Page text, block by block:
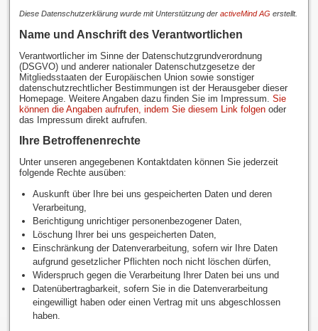
Diese Datenschutzerklärung wurde mit Unterstützung der activeMind AG erstellt.
Name und Anschrift des Verantwortlichen
Verantwortlicher im Sinne der Datenschutzgrundverordnung
(DSGVO) und anderer nationaler Datenschutzgesetze der
Mitgliedsstaaten der Europäischen Union sowie sonstiger
datenschutzrechtlicher Bestimmungen ist der Herausgeber dieser
Homepage. Weitere Angaben dazu finden Sie im Impressum. Sie
können die Angaben aufrufen, indem Sie diesem Link folgenoder
das Impressum direkt aufrufen.
Ihre Betroffenenrechte
Unter unseren angegebenen Kontaktdaten können Sie jederzeit
folgende Rechte ausüben:
Auskunft über Ihre bei uns gespeicherten Daten und deren
Verarbeitung,
Berichtigung unrichtiger personenbezogener Daten,
Löschung Ihrer bei uns gespeicherten Daten,
Einschränkung der Datenverarbeitung, sofern wir Ihre Daten
aufgrund gesetzlicher Pflichten noch nicht löschen dürfen,
Widerspruch gegen die Verarbeitung Ihrer Daten bei uns und
Datenübertragbarkeit, sofern Sie in die Datenverarbeitung
eingewilligt haben oder einen Vertrag mit uns abgeschlossen
haben.